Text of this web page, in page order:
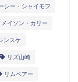
シー・シャイモフ
メイソン・カリー
ンスケ
リズ山崎
リムベアー